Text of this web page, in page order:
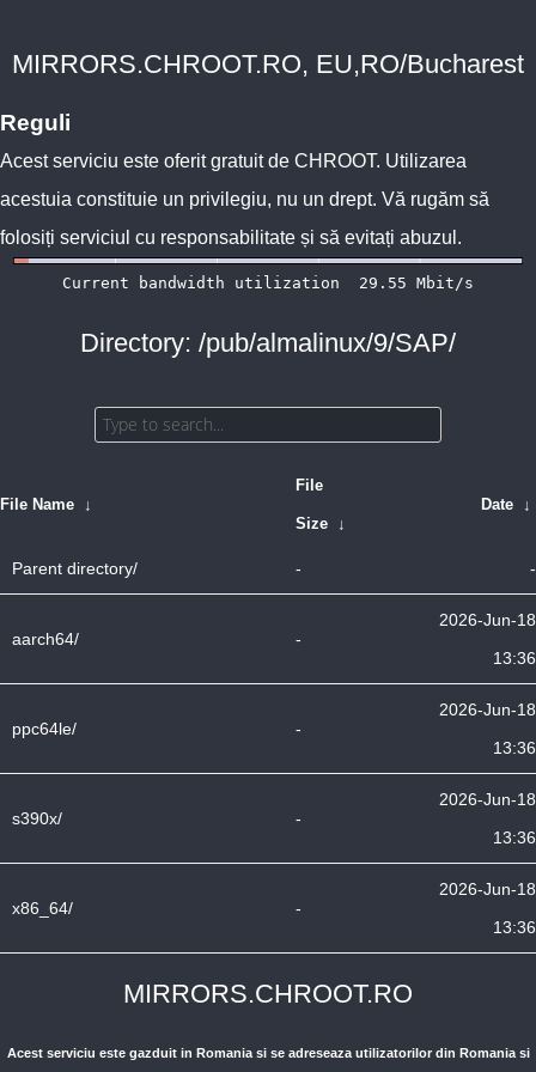
MIRRORS.CHROOT.RO, EU,RO/Bucharest
Reguli
Acest serviciu este oferit gratuit de CHROOT. Utilizarea
acestuia constituie un privilegiu, nu un drept. Vă rugăm să
folosiți serviciul cu responsabilitate și să evitați abuzul.
Directory: /pub/almalinux/9/SAP/
File Name ↓
File
Size ↓
Date ↓
Parent directory/ - -
aarch64/ -
2026-Jun-18
13:36
ppc64le/ -
2026-Jun-18
13:36
s390x/ -
2026-Jun-18
13:36
x86_64/ -
2026-Jun-18
13:36
MIRRORS.CHROOT.RO
Acest serviciu este gazduit in Romania si se adreseaza utilizatorilor din Romania si